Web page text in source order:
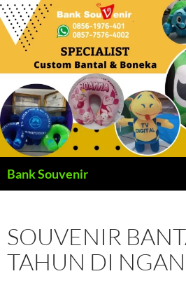
Langsung
ke
Bank Souvenir
SOUVENIR
TAHUN DI